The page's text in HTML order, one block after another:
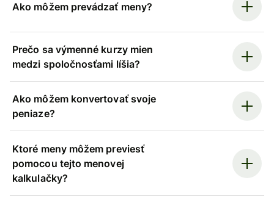
Ako môžem prevádzať meny?
Prečo sa výmenné kurzy mien
medzi spoločnosťami líšia?
Ako môžem konvertovať svoje
peniaze?
Ktoré meny môžem previesť
pomocou tejto menovej
kalkulačky?